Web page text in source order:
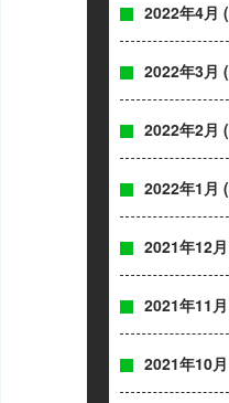
2022年4月
2022年3月
2022年2月
2022年1月
2021年12月
2021年11月
2021年10月